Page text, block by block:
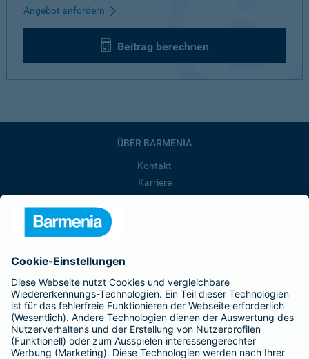
Angebot anfordern
Beitrag berechnen
ÜBER BARMENIA
Kontakt
Karriere
Barmenia ist Teil der BarmeniaGothaer
BELIEBTE SEITEN
Kranken-Zusatzversicherung
Tierversicherungen
Haftpflichtversicherung